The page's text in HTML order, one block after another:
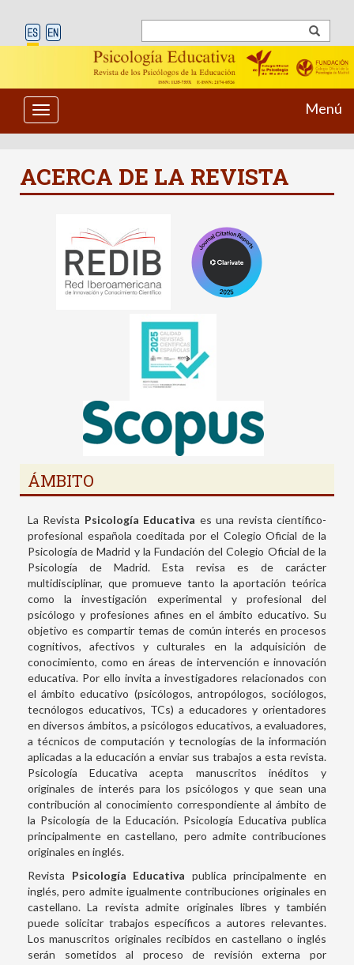
Toggle
navigation
Menú
ACERCA DE LA REVISTA
ÁMBITO
La Revista Psicología Educativa es una revista científico-
profesional española coeditada por el Colegio Oficial de la
Psicología de Madrid y la Fundación del Colegio Oficial de la
Psicología de Madrid. Esta revisa es de carácter
multidisciplinar, que promueve tanto la aportación teórica
como la investigación experimental y profesional del
psicólogo y profesiones afines en el ámbito educativo. Su
objetivo es compartir temas de común interés en procesos
cognitivos, afectivos y culturales en la adquisición de
conocimiento, como en áreas de intervención e innovación
educativa. Por ello invita a investigadores relacionados con
el ámbito educativo (psicólogos, antropólogos, sociólogos,
tecnólogos educativos, TCs) a educadores y orientadores
en diversos ámbitos, a psicólogos educativos, a evaluadores,
a técnicos de computación y tecnologías de la información
aplicadas a la educación a enviar sus trabajos a esta revista.
Psicología Educativa acepta manuscritos inéditos y
originales de interés para los psicólogos y que sean una
contribución al conocimiento correspondiente al ámbito de
la Psicología de la Educación. Psicología Educativa publica
principalmente en castellano, pero admite contribuciones
originales en inglés.
Revista Psicología Educativa publica principalmente en
inglés, pero admite igualmente contribuciones originales en
castellano. La revista admite originales libres y también
puede solicitar trabajos específicos a autores relevantes.
Los manuscritos originales recibidos en castellano o inglés
serán sometidos al proceso de revisión externa por